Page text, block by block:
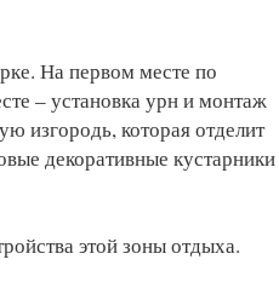
На первом месте по
– установка урн и монтаж
изгородь, которая отделит
декоративные кустарники
этой зоны отдыха.